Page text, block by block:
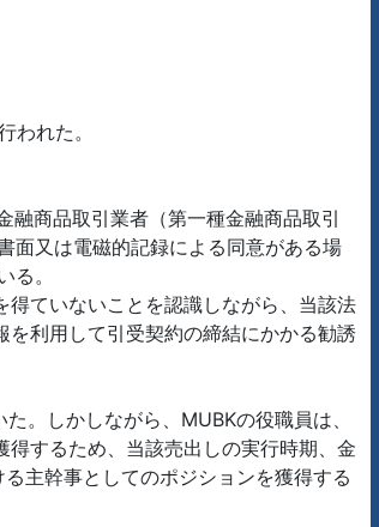
われた。
商品取引業者（第一種金融商品取引
面又は電磁的記録による同意がある場
。
ていないことを認識しながら、当該法
利用して引受契約の締結にかかる勧誘
。しかしながら、MUBKの役職員は、
するため、当該売出しの実行時期、金
主幹事としてのポジションを獲得する